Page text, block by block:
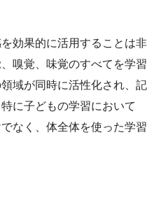
効果的に活用することは非
嗅覚、味覚のすべてを学習
域が同時に活性化され、記
に子どもの学習において
なく、体全体を使った学習